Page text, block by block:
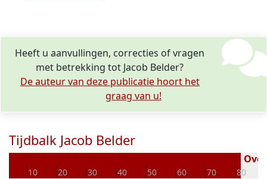
Heeft u aanvullingen, correcties of vragen
met betrekking tot Jacob Belder?
De auteur van deze publicatie hoort het
graag van u!
Tijdbalk Jacob Belder
10 20 30 40 50 60 70 80